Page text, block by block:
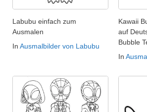
Labubu einfach zum
Ausmalen
In Ausmalbilder von Labubu
Kawaii
auf
Bubble
In